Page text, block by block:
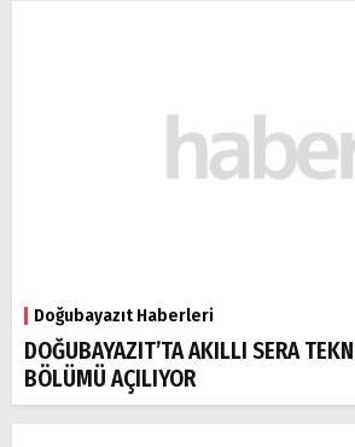
Doğubayazıt Haberleri
DOĞUBAYAZIT’TA AKILLI SERA
BÖLÜMÜ AÇILIYOR